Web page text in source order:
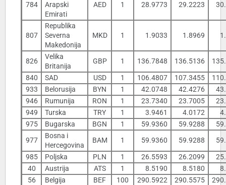
784
Arapski
Emirati
AED 1 28.9773 29.2223
807
Republika
Severna
Makedonija
MKD 1 1.9033 1.8969
826
Velika
Britanija
GBP 1 136.7848 136.5136
840 SAD USD 1 106.4807 107.3455
933
Belorusija BYN 1 42.0748 42.4276
946
Rumunija RON 1 23.7340 23.7005
949
Turska TRY 1 3.9461 4.0172
975
Bugarska BGN 1 59.9360 59.9288
977
Bosna i
Hercegovina
BAM 1 59.9360 59.9288
985 Poljska PLN 1 26.5593 26.2099
40
Austrija ATS 1 8.5190 8.5180
56
Belgija BEF 100 290.5922 290.5575